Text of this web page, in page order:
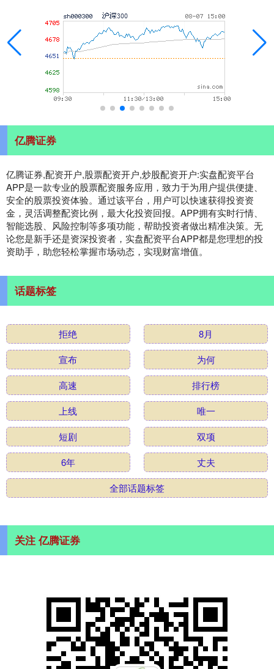
亿腾证券
亿腾证券,配资开户,股票配资开户,炒股配资开户:实盘配资平台
APP是一款专业的股票配资服务应用，致力于为用户提供便捷、
安全的股票投资体验。通过该平台，用户可以快速获得投资资
金，灵活调整配资比例，最大化投资回报。APP拥有实时行情、
智能选股、风险控制等多项功能，帮助投资者做出精准决策。无
论您是新手还是资深投资者，实盘配资平台APP都是您理想的投
资助手，助您轻松掌握市场动态，实现财富增值。
话题标签
拒绝
8月
宣布
为何
高速
排行榜
上线
唯一
短剧
双项
6年
丈夫
全部话题标签
关注 亿腾证券